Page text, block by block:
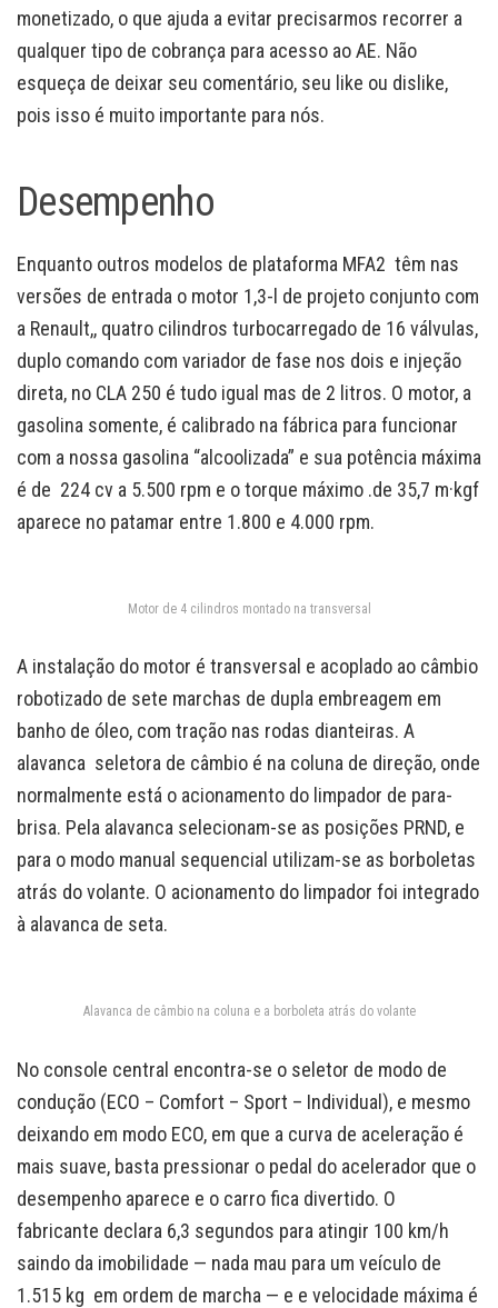
monetizado, o que ajuda a evitar precisarmos recorrer a
qualquer tipo de cobrança para acesso ao AE. Não
esqueça de deixar seu comentário, seu like ou dislike,
pois isso é muito importante para nós.
Desempenho
Enquanto outros modelos de plataforma MFA2 têm nas
versões de entrada o motor 1,3-l de projeto conjunto com
a Renault,, quatro cilindros turbocarregado de 16 válvulas,
duplo comando com variador de fase nos dois e injeção
direta, no CLA 250 é tudo igual mas de 2 litros. O motor, a
gasolina somente, é calibrado na fábrica para funcionar
com a nossa gasolina “alcoolizada” e sua potência máxima
é de 224 cv a 5.500 rpm e o torque máximo .de 35,7 m·kgf
aparece no patamar entre 1.800 e 4.000 rpm.
Motor de 4 cilindros montado na transversal
A instalação do motor é transversal e acoplado ao câmbio
robotizado de sete marchas de dupla embreagem em
banho de óleo, com tração nas rodas dianteiras. A
alavanca seletora de câmbio é na coluna de direção, onde
normalmente está o acionamento do limpador de para-
brisa. Pela alavanca selecionam-se as posições PRND, e
para o modo manual sequencial utilizam-se as borboletas
atrás do volante. O acionamento do limpador foi integrado
à alavanca de seta.
Alavanca de câmbio na coluna e a borboleta atrás do volante
No console central encontra-se o seletor de modo de
condução (ECO – Comfort – Sport – Individual), e mesmo
deixando em modo ECO, em que a curva de aceleração é
mais suave, basta pressionar o pedal do acelerador que o
desempenho aparece e o carro fica divertido. O
fabricante declara 6,3 segundos para atingir 100 km/h
saindo da imobilidade — nada mau para um veículo de
1.515 kg em ordem de marcha — e e velocidade máxima é